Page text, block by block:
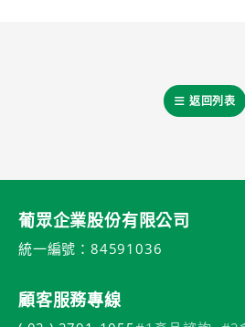
返回列表
葡眾企業股份有限公司
統一編號：84591036
顧客服務專線